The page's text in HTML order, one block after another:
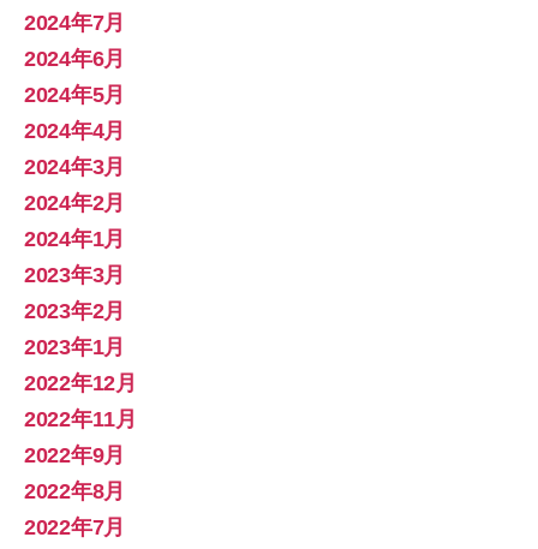
2024年7月
2024年6月
2024年5月
2024年4月
2024年3月
2024年2月
2024年1月
2023年3月
2023年2月
2023年1月
2022年12月
2022年11月
2022年9月
2022年8月
2022年7月